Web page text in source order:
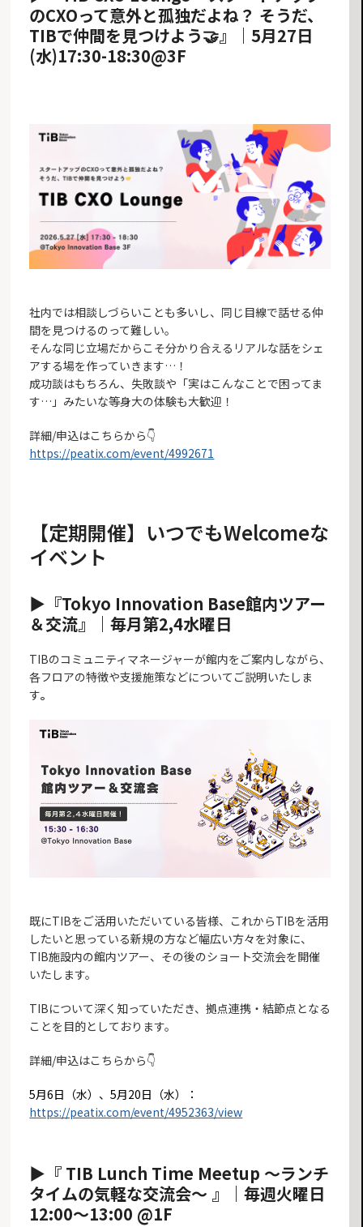
のCXOって意外と孤独だよね？ そうだ、
TIBで仲間を見つけよう🤝』｜5月27日
(水)17:30-18:30@3F
社内では相談しづらいことも多いし、同じ目線で話せる仲
間を見つけるのって難しい。
そんな同じ立場だからこそ分かり合えるリアルな話をシェ
アする場を作っていきます…！
成功談はもちろん、失敗談や「実はこんなことで困ってま
す…」みたいな等身大の体験も大歓迎！
詳細/申込はこちらから👇
https://peatix.com/event/4992671
【定期開催】いつでもWelcomeな
イベント
▶︎『Tokyo Innovation Base館内ツアー
＆交流』｜毎月第2,4水曜日
TIBのコミュニティマネージャーが館内をご案内しながら、
各フロアの特徴や支援施策などについてご説明いたしま
す。
既にTIBをご活用いただいている皆様、これからTIBを活用
したいと思っている新規の方など幅広い方々を対象に、
TIB施設内の館内ツアー、その後のショート交流会を開催
いたします。
TIBについて深く知っていただき、拠点連携・結節点となる
ことを目的としております。
詳細/申込はこちらから👇
5月6日（水）、5月20日（水）：
https://peatix.com/event/4952363/view
▶︎『 TIB Lunch Time Meetup ～ランチ
タイムの気軽な交流会～ 』
｜毎週火曜日
12:00〜13:00 @1F